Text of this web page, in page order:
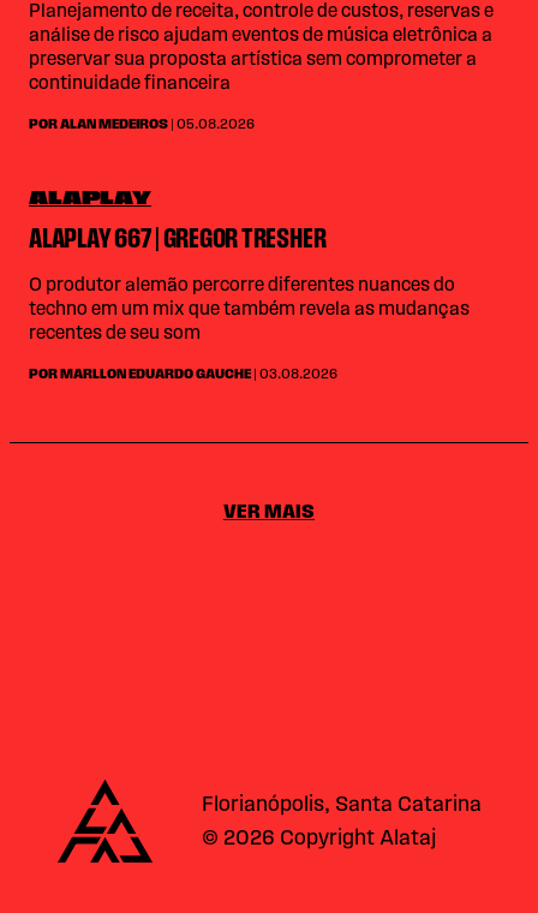
Planejamento de receita, controle de custos, reservas e
análise de risco ajudam eventos de música eletrônica a
preservar sua proposta artística sem comprometer a
continuidade financeira
POR ALAN MEDEIROS | 05.08.2026
ALAPLAY
ALAPLAY 667 | GREGOR TRESHER
O produtor alemão percorre diferentes nuances do
techno em um mix que também revela as mudanças
recentes de seu som
POR MARLLON EDUARDO GAUCHE | 03.08.2026
VER MAIS
Alataj
Florianópolis, Santa Catarina
© 2026 Copyright Alataj